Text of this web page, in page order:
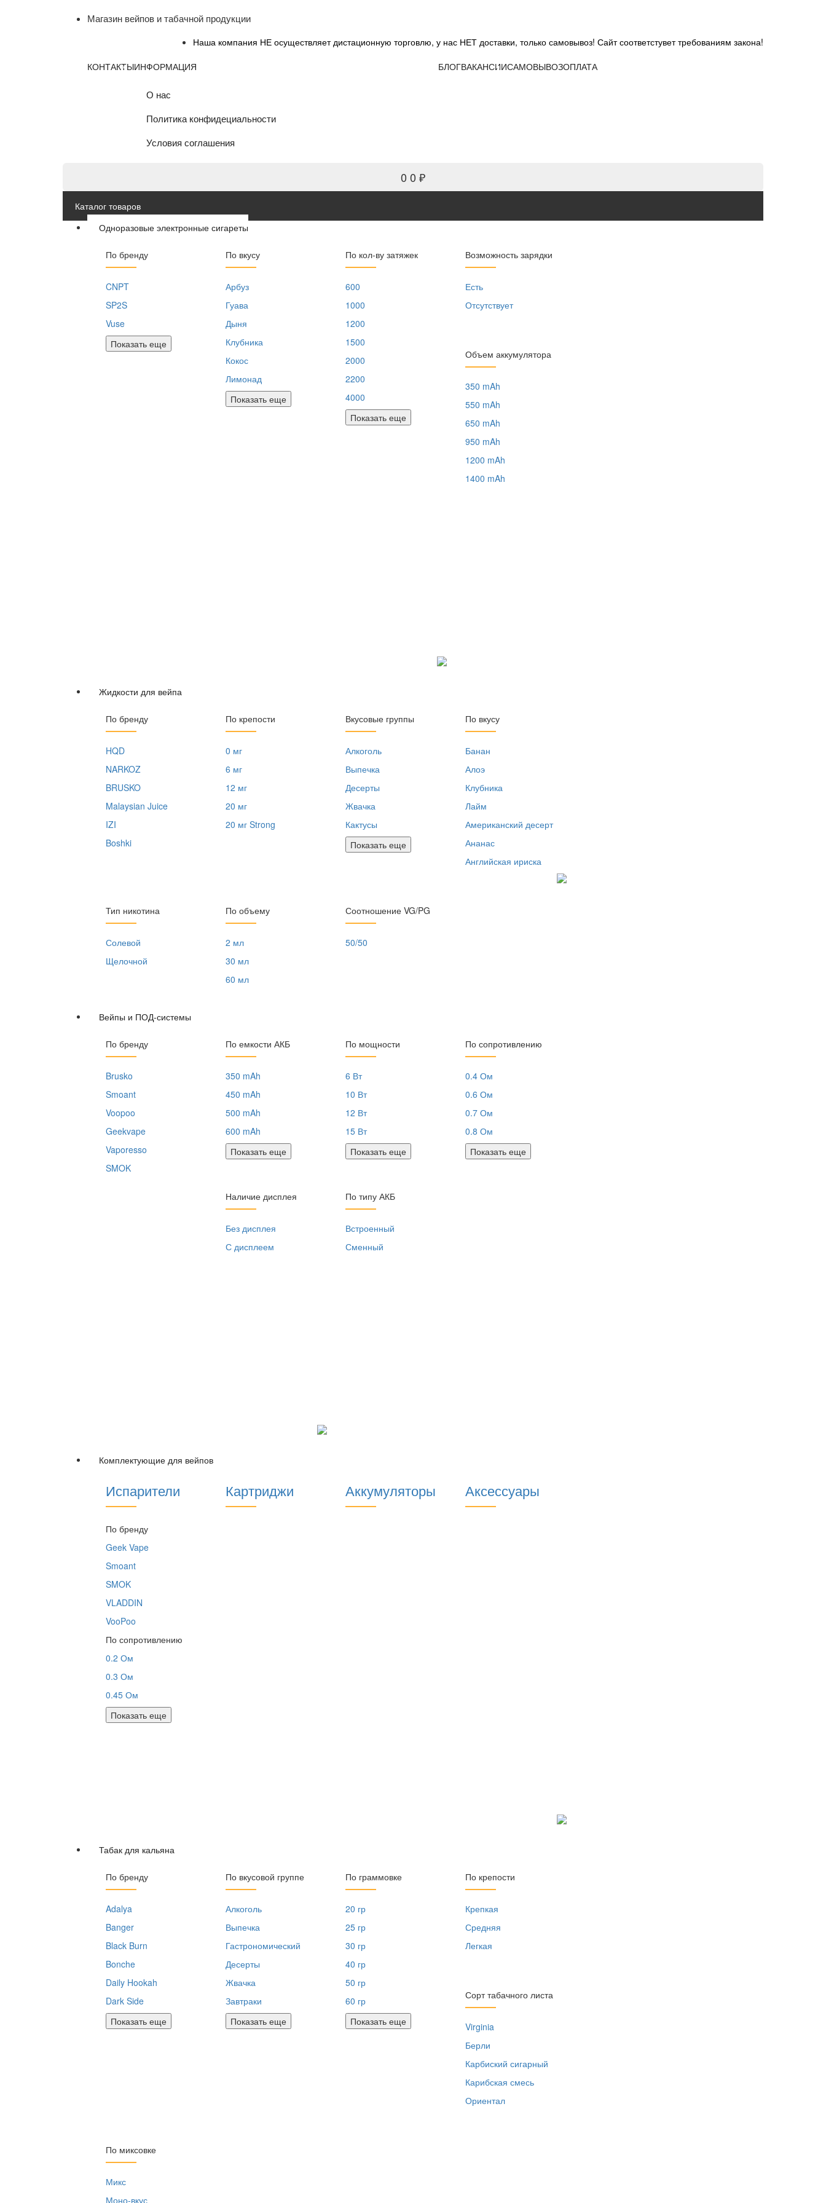
Магазин вейпов и табачной продукции
Наша компания НЕ осуществляет дистационную торговлю, у нас НЕТ доставки, только самовывоз! Сайт соответстувет требованиям закона!
КОНТАКТЫИНФОРМАЦИЯ
О нас
Политика конфидециальности
Условия соглашения
БЛОГВАКАНСИИСАМОВЫВОЗОПЛАТА
0 0 ₽
Каталог товаров
Одноразовые электронные сигареты
По бренду
CNPT
SP2S
Vuse
Показать еще
По вкусу
Арбуз
Гуава
Дыня
Клубника
Кокос
Лимонад
Показать еще
По кол-ву затяжек
600
1000
1200
1500
2000
2200
4000
Показать еще
Возможность зарядки
Есть
Отсутствует
Объем аккумулятора
350 mAh
550 mAh
650 mAh
950 mAh
1200 mAh
1400 mAh
Жидкости для вейпа
По бренду
HQD
NARKOZ
BRUSKO
Malaysian Juice
IZI
Boshki
По крепости
0 мг
6 мг
12 мг
20 мг
20 мг Strong
Вкусовые группы
Алкоголь
Выпечка
Десерты
Жвачка
Кактусы
Показать еще
По вкусу
Банан
Алоэ
Клубника
Лайм
Американский десерт
Ананас
Английская ириска
Тип никотина
Солевой
Щелочной
По объему
2 мл
30 мл
60 мл
Соотношение VG/PG
50/50
Вейпы и ПОД-системы
По бренду
Brusko
Smoant
Voopoo
Geekvape
Vaporesso
SMOK
По емкости АКБ
350 mAh
450 mAh
500 mAh
600 mAh
Показать еще
По мощности
6 Вт
10 Вт
12 Вт
15 Вт
Показать еще
По сопротивлению
0.4 Ом
0.6 Ом
0.7 Ом
0.8 Ом
Показать еще
Наличие дисплея
Без дисплея
С дисплеем
По типу АКБ
Встроенный
Сменный
Комплектующие для вейпов
Испарители Картриджи Аккумуляторы Аксессуары
По бренду
Geek Vape
Smoant
SMOK
VLADDIN
VooPoo
По сопротивлению
0.2 Ом
0.3 Ом
0.45 Ом
Показать еще
Табак для кальяна
По бренду
Adalya
Banger
Black Burn
Bonche
Daily Hookah
Dark Side
Показать еще
По вкусовой группе
Алкоголь
Выпечка
Гастрономический
Десерты
Жвачка
Завтраки
Показать еще
По граммовке
20 гр
25 гр
30 гр
40 гр
50 гр
60 гр
Показать еще
По крепости
Крепкая
Средняя
Легкая
Сорт табачного листа
Virginia
Берли
Карбиский сигарный
Карибская смесь
Ориентал
По миксовке
Микс
Моно-вкус